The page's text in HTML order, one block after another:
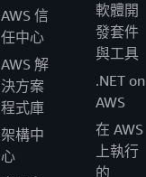
AWS 信
任中心
AWS 解
決方案
程式庫
架構中
心
軟體開
發套件
與工具
.NET on
AWS
在 AWS
上執行
的